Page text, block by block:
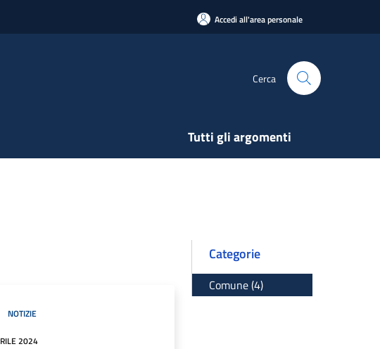
Accedi all'area personale
Cerca
Tutti gli argomenti
NOTIZIE
2024
Categorie
Comune (4)